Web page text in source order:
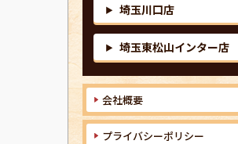
▶ 埼玉川口店
▶ 埼玉東松山インター店
会社概要
プライバシーポリシー